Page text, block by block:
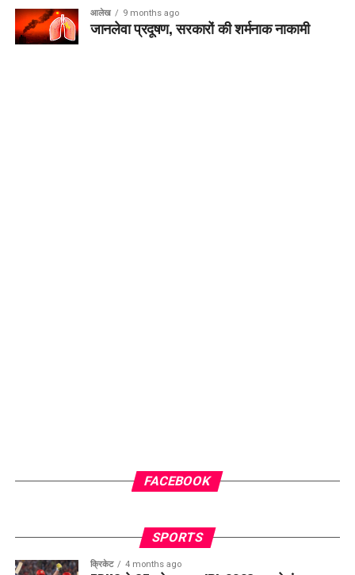
आलेख 9 months ago
जानलेवा प्रदूषण, सरकारों की शर्मनाक नाकामी
FACEBOOK
SPORTS
क्रिकेट 4 months ago